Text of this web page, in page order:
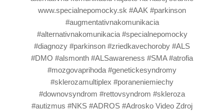
www.specialnepomocky.sk #AAK #parkinson
#augmentativnakomunikacia
#alternativnakomunikacia #specialnepomocky
#diagnozy #parkinson #zriedkavechoroby #ALS
#DMO #alsmonth #ALSawareness #SMA #atrofia
#mozgovaprihoda #genetickesyndromy
#sklerozamultiplex #poraneniemiechy
#downovsyndrom #rettovsyndrom #skleroza
#autizmus #NKS #ADROS #Adrosko Video Zdroj